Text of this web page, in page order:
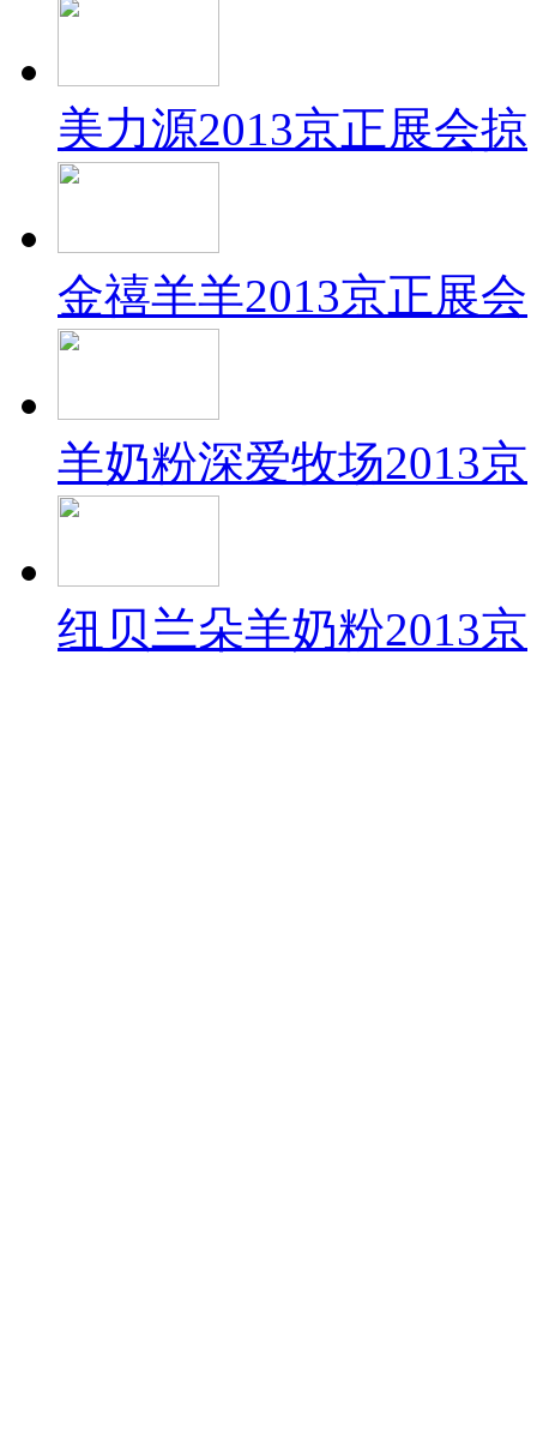
美力源2013京正展会掠
金禧羊羊2013京正展会
羊奶粉深爱牧场2013京
纽贝兰朵羊奶粉2013京